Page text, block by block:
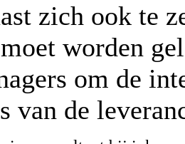
zich ook te
worden
om de
van de